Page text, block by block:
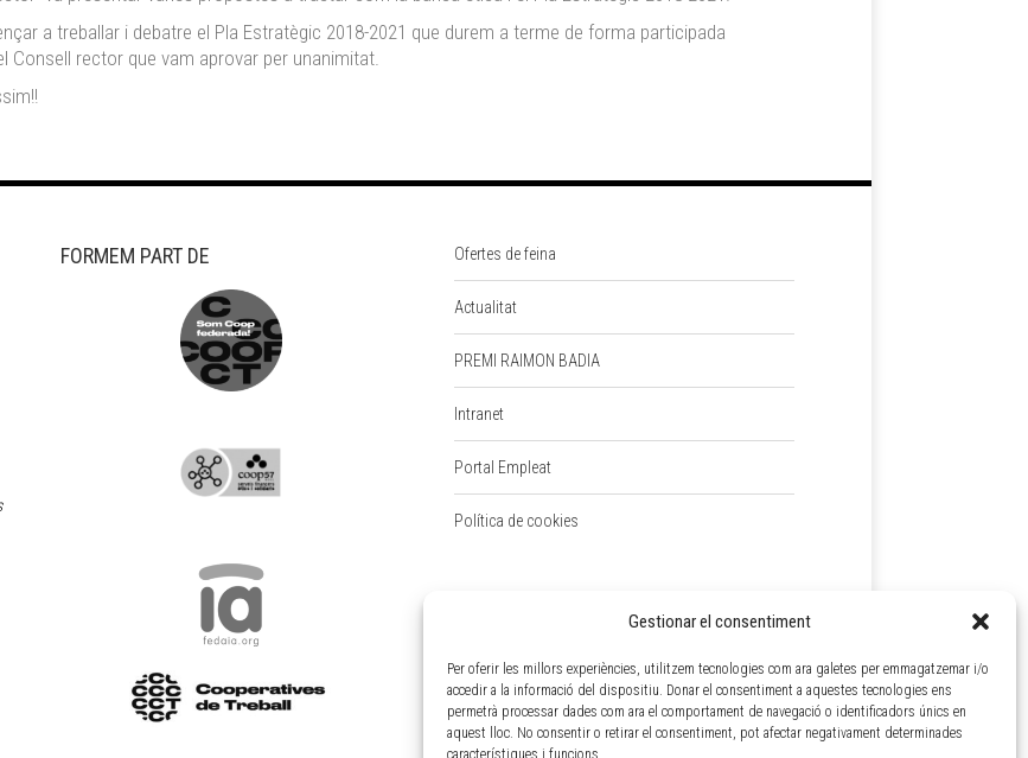
Gestionar el consentiment
Per oferir les millors experiències, utilitzem tecnologies com ara galetes per emmagatzemar i/o
accedir a la informació del dispositiu. Donar el consentiment a aquestes tecnologies ens
permetrà processar dades com ara el comportament de navegació o identificadors únics en
aquest lloc. No consentir o retirar el consentiment, pot afectar negativament determinades
característiques i funcions.
a treballar i debatre el Pla Estratègic 2018-2021 que durem a terme de forma participada
Consell rector que vam aprovar per unanimitat.
FORMEM PART DE Ofertes de feina
Actualitat
PREMI RAIMON BADIA
Intranet
Portal Empleat
Política de cookies